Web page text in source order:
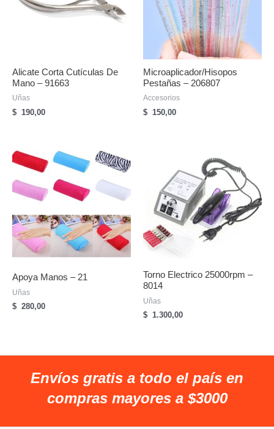
Alicate Corta Cutículas De
Mano – 91663
Uñas
$ 190,00
Microaplicador/hisopos
Pestañas – 206807
Accesorios
$ 150,00
Apoya Manos – 21
Uñas
$ 280,00
Torno Electrico 25000rpm –
8014
Uñas
$ 1.300,00
Envíos gratis a todo el país en
compras mayores a $3000